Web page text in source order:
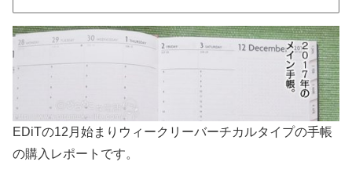
EDiTの12月始まりウィークリーバーチカルタイプの手帳
の購入レポートです。